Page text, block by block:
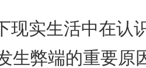
现实生活中在认
生弊端的重要原